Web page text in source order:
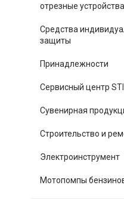
отрезные устройства
Средства
защиты
Принадлежности
Сервисный центр
Сувенирная
Строительство и
Электроинструмент
Мотопомпы